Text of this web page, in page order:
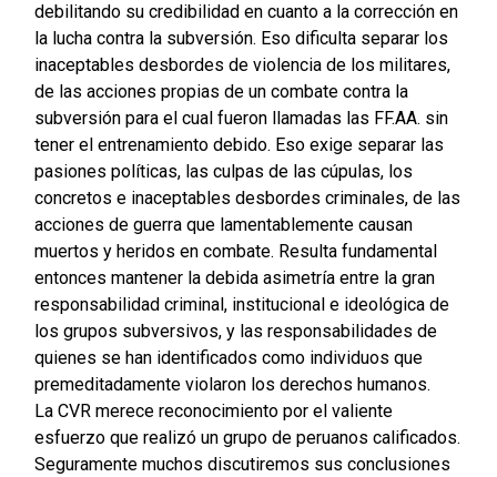
debilitando su credibilidad en cuanto a la corrección en
la lucha contra la subversión. Eso dificulta separar los
inaceptables desbordes de violencia de los militares,
de las acciones propias de un combate contra la
subversión para el cual fueron llamadas las FF.AA. sin
tener el entrenamiento debido. Eso exige separar las
pasiones políticas, las culpas de las cúpulas, los
concretos e inaceptables desbordes criminales, de las
acciones de guerra que lamentablemente causan
muertos y heridos en combate. Resulta fundamental
entonces mantener la debida asimetría entre la gran
responsabilidad criminal, institucional e ideológica de
los grupos subversivos, y las responsabilidades de
quienes se han identificados como individuos que
premeditadamente violaron los derechos humanos.
La CVR merece reconocimiento por el valiente
esfuerzo que realizó un grupo de peruanos calificados.
Seguramente muchos discutiremos sus conclusiones